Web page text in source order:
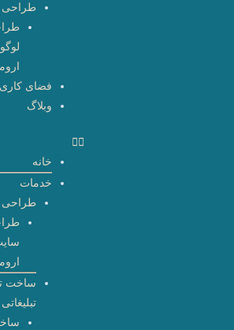
طراحی
فضای کاری
وبلاگ
خانه
خدمات
ساخت
تبلیغاتی